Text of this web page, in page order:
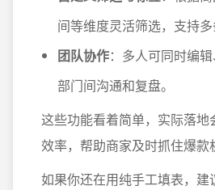
间等维度灵活筛选，支持多
团队协作：多人可同时编
部门间沟通和复盘。
这些功能看着简单，实际落
效率，帮助商家及时抓住爆款
如果你还在用纯手工填表，建